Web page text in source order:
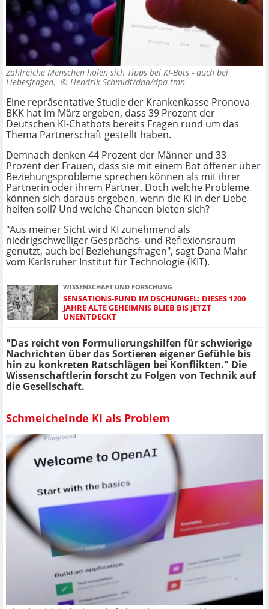
Zahlreiche Menschen holen sich Tipps bei KI-Bots - auch bei
Liebesfragen. © Hendrik Schmidt/dpa/dpa-tmn
Eine repräsentative Studie der Krankenkasse Pronova
BKK hat im März ergeben, dass 39 Prozent der
Deutschen KI-Chatbots bereits Fragen rund um das
Thema Partnerschaft gestellt haben.
Demnach denken 44 Prozent der Männer und 33
Prozent der Frauen, dass sie mit einem Bot offener über
Beziehungsprobleme sprechen können als mit ihrer
Partnerin oder ihrem Partner. Doch welche Probleme
können sich daraus ergeben, wenn die KI in der Liebe
helfen soll? Und welche Chancen bieten sich?
"Aus meiner Sicht wird KI zunehmend als
niedrigschwelliger Gesprächs- und Reflexionsraum
genutzt, auch bei Beziehungsfragen", sagt Dana Mahr
vom Karlsruher Institut für Technologie (KIT).
WISSENSCHAFT UND FORSCHUNG
SENSATIONS-FUND IM DSCHUNGEL: DIESES 1200
JAHRE ALTE GEHEIMNIS BLIEB BIS JETZT
UNENTDECKT
"Das reicht von Formulierungshilfen für schwierige
Nachrichten über das Sortieren eigener Gefühle bis
hin zu konkreten Ratschlägen bei Konflikten." Die
Wissenschaftlerin forscht zu Folgen von Technik auf
die Gesellschaft.
Schmeichelnde KI als Problem